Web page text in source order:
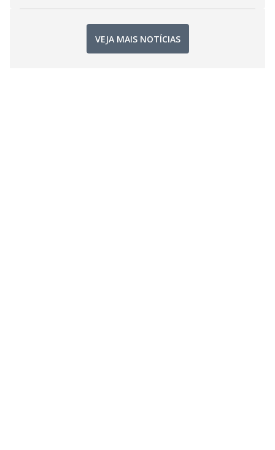
VEJA MAIS NOTÍCIAS